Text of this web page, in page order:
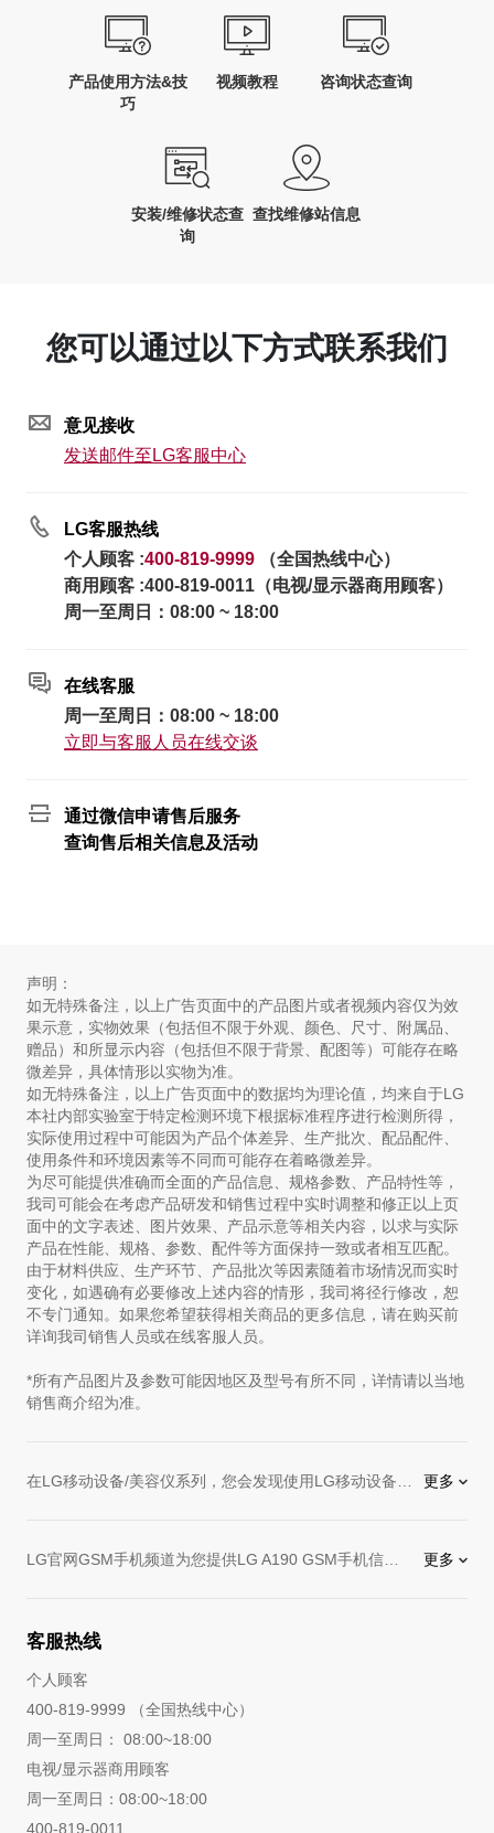
产品使用方法&技
巧
视频教程 咨询状态查询
安装/维修状态查
询
查找维修站信息
您可以通过以下方式联系我们
意见接收
发送邮件至LG客服中心
LG客服热线
个人顾客 :400-819-9999 （全国热线中心）
商用顾客 :400-819-0011（电视/显示器商用顾客）
周一至周日：08:00 ~ 18:00
在线客服
周一至周日：08:00 ~ 18:00
立即与客服人员在线交谈
通过微信申请售后服务
查询售后相关信息及活动
声明：
如无特殊备注，以上广告页面中的产品图片或者视频内容仅为效
果示意，实物效果（包括但不限于外观、颜色、尺寸、附属品、
赠品）和所显示内容（包括但不限于背景、配图等）可能存在略
微差异，具体情形以实物为准。
如无特殊备注，以上广告页面中的数据均为理论值，均来自于LG
本社内部实验室于特定检测环境下根据标准程序进行检测所得，
实际使用过程中可能因为产品个体差异、生产批次、配品配件、
使用条件和环境因素等不同而可能存在着略微差异。
为尽可能提供准确而全面的产品信息、规格参数、产品特性等，
我司可能会在考虑产品研发和销售过程中实时调整和修正以上页
面中的文字表述、图片效果、产品示意等相关内容，以求与实际
产品在性能、规格、参数、配件等方面保持一致或者相互匹配。
由于材料供应、生产环节、产品批次等因素随着市场情况而实时
变化，如遇确有必要修改上述内容的情形，我司将径行修改，恕
不专门通知。如果您希望获得相关商品的更多信息，请在购买前
详询我司销售人员或在线客服人员。
*所有产品图片及参数可能因地区及型号有所不同，详情请以当地
销售商介绍为准。
更多
更多
客服热线
个人顾客
400-819-9999 （全国热线中心）
周一至周日： 08:00~18:00
电视/显示器商用顾客
周一至周日：08:00~18:00
400-819-0011